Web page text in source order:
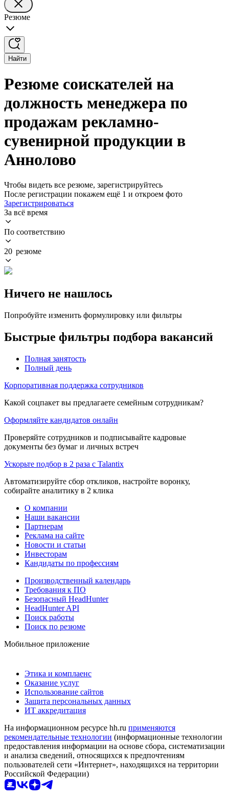
Резюме
Найти
Резюме соискателей на
должность менеджера по
продажам рекламно-
сувенирной продукции в
Аннолово
Чтобы видеть все резюме, зарегистрируйтесь
После регистрации покажем ещё 1 и откроем фото
Зарегистрироваться
За всё время
По соответствию
20 резюме
Ничего не нашлось
Попробуйте изменить формулировку или фильтры
Быстрые фильтры подбора вакансий
Полная занятость
Полный день
Корпоративная поддержка сотрудников
Какой соцпакет вы предлагаете семейным сотрудникам?
Оформляйте кандидатов онлайн
Проверяйте сотрудников и подписывайте кадровые
документы без бумаг и личных встреч
Ускорьте подбор в 2 раза с Talantix
Автоматизируйте сбор откликов, настройте воронку,
собирайте аналитику в 2 клика
О компании
Наши вакансии
Партнерам
Реклама на сайте
Новости и статьи
Инвесторам
Кандидаты по профессиям
Производственный календарь
Требования к ПО
Безопасный HeadHunter
HeadHunter API
Поиск работы
Поиск по резюме
Мобильное приложение
Этика и комплаенс
Оказание услуг
Использование сайтов
Защита персональных данных
ИТ аккредитация
На информационном ресурсе hh.ru применяются
рекомендательные технологии (информационные технологии
предоставления информации на основе сбора, систематизации
и анализа сведений, относящихся к предпочтениям
пользователей сети «Интернет», находящихся на территории
Российской Федерации)